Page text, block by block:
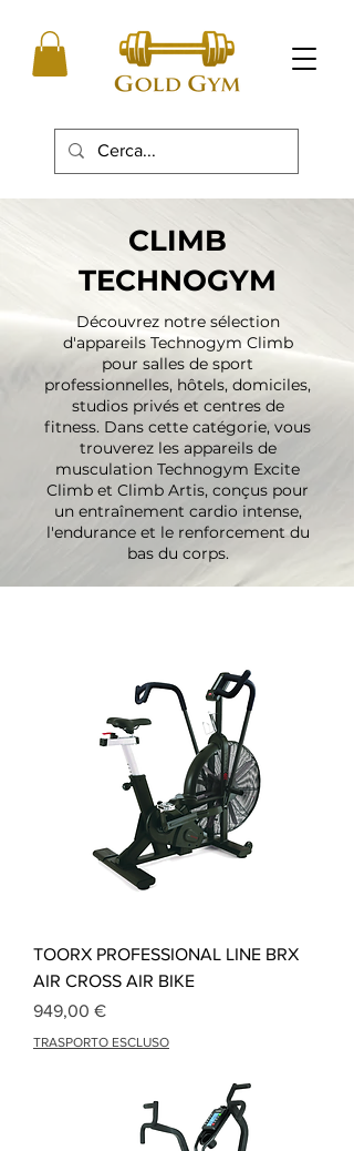
CLIMB
TECHNOGYM
Découvrez notre sélection
d'appareils Technogym Climb
pour salles de sport
professionnelles, hôtels, domiciles,
studios privés et centres de
fitness. Dans cette catégorie, vous
trouverez les appareils de
musculation Technogym Excite
Climb et Climb Artis, conçus pour
un entraînement cardio intense,
l'endurance et le renforcement du
bas du corps.
TOORX PROFESSIONAL LINE BRX
AIR CROSS AIR BIKE
Prix
949,00 €
TRASPORTO ESCLUSO